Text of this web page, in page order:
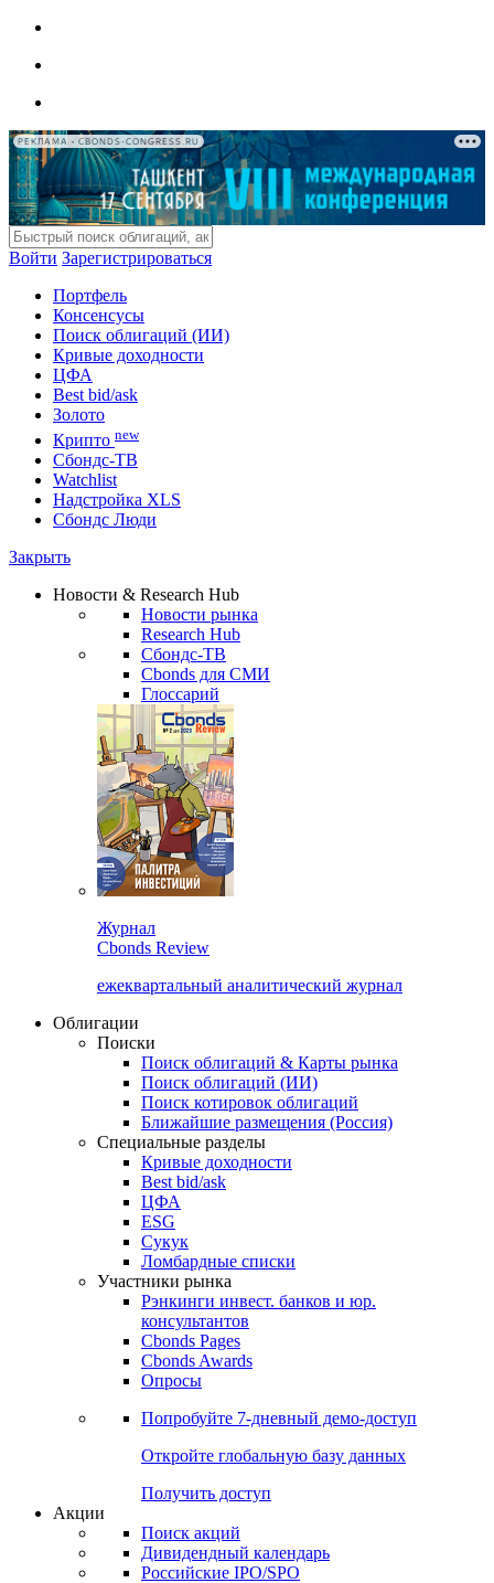
РЕКЛАМА • CBONDS-CONGRESS.RU
Войти Зарегистрироваться
Портфель
Консенсусы
Поиск облигаций (ИИ)
Кривые доходности
ЦФА
Best bid/ask
Золото
Крипто new
Сбондс-ТВ
Watchlist
Надстройка XLS
Сбондс Люди
Закрыть
Новости & Research Hub
Новости рынка
Research Hub
Сбондс-ТВ
Cbonds для СМИ
Глоссарий
Журнал
Cbonds Review
ежеквартальный аналитический журнал
Облигации
Поиски
Поиск облигаций & Карты рынка
Поиск облигаций (ИИ)
Поиск котировок облигаций
Ближайшие размещения (Россия)
Специальные разделы
Кривые доходности
Best bid/ask
ЦФА
ESG
Сукук
Ломбардные списки
Участники рынка
Рэнкинги инвест. банков и юр.
консультантов
Cbonds Pages
Cbonds Awards
Опросы
Попробуйте 7-дневный демо-доступ
Откройте глобальную базу данных
Получить доступ
Акции
Поиск акций
Дивидендный календарь
Российские IPO/SPO